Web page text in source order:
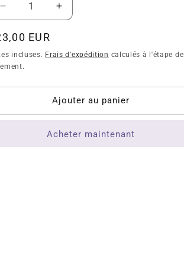
Réduire
la
quantité
de
Anax
Augmenter
la
Anax
EUR
incluses. Frais d'expédition calculés à l'étape de
Ajouter au panier
Acheter maintenant